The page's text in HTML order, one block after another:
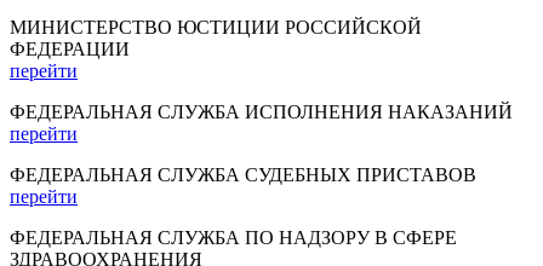
МИНИСТЕРСТВО ЮСТИЦИИ РОССИЙСКОЙ
ФЕДЕРАЦИИ
перейти
ФЕДЕРАЛЬНАЯ СЛУЖБА ИСПОЛНЕНИЯ НАКАЗАНИЙ
перейти
ФЕДЕРАЛЬНАЯ СЛУЖБА СУДЕБНЫХ ПРИСТАВОВ
перейти
ФЕДЕРАЛЬНАЯ СЛУЖБА ПО НАДЗОРУ В СФЕРЕ
ЗДРАВООХРАНЕНИЯ